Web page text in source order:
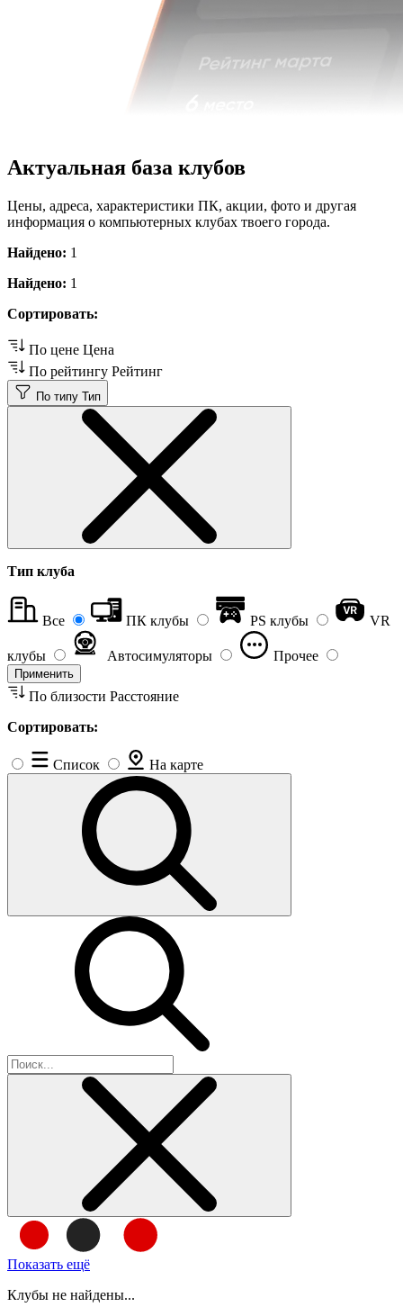
Актуальная база клубов
Цены, адреса, характеристики ПК, акции, фото и другая
информация о компьютерных клубах твоего города.
Найдено: 1
Найдено: 1
Сортировать:
По цене Цена
По рейтингу Рейтинг
По типу Тип
Тип клуба
Все ПК клубы PS клубы VR
клубы Автосимуляторы Прочее
Применить
По близости Расстояние
Сортировать:
Список На карте
Показать ещё
Клубы не найдены...